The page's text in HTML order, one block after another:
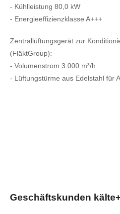
- Kühlleistung 80,0 kW
- Energieeffizienzklasse A+++
Zentrallüftungsgerät zur
(FläktGroup):
- Volumenstrom 3.000 m³/h
- Lüftungstürme aus Edelstahl für
Geschäftskunden